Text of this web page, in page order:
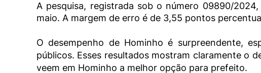
A pesquisa, registrada sob o número 09890/
maio. A margem de erro é de 3,55 pontos
O desempenho de Hominho é surpreendente,
públicos. Esses resultados mostram claramente o
veem em Hominho a melhor opção para prefeito.